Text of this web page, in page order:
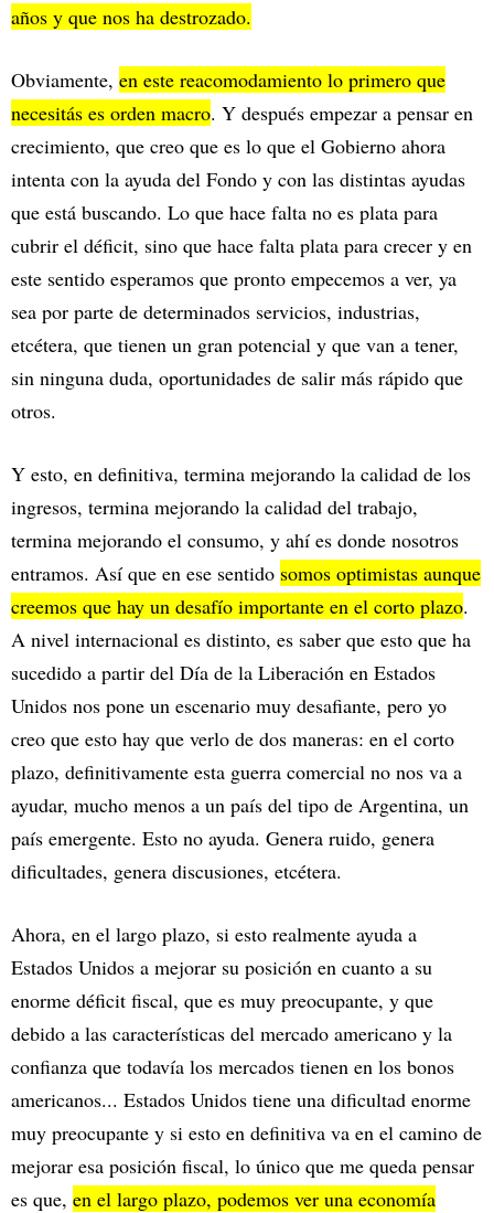
años y que nos ha destrozado.
Obviamente, en este reacomodamiento lo primero que
necesitás es orden macro. Y después empezar a pensar en
crecimiento, que creo que es lo que el Gobierno ahora
intenta con la ayuda del Fondo y con las distintas ayudas
que está buscando. Lo que hace falta no es plata para
cubrir el déficit, sino que hace falta plata para crecer y en
este sentido esperamos que pronto empecemos a ver, ya
sea por parte de determinados servicios, industrias,
etcétera, que tienen un gran potencial y que van a tener,
sin ninguna duda, oportunidades de salir más rápido que
otros.
Y esto, en definitiva, termina mejorando la calidad de los
ingresos, termina mejorando la calidad del trabajo,
termina mejorando el consumo, y ahí es donde nosotros
entramos. Así que en ese sentido somos optimistas aunque
creemos que hay un desafío importante en el corto plazo.
A nivel internacional es distinto, es saber que esto que ha
sucedido a partir del Día de la Liberación en Estados
Unidos nos pone un escenario muy desafiante, pero yo
creo que esto hay que verlo de dos maneras: en el corto
plazo, definitivamente esta guerra comercial no nos va a
ayudar, mucho menos a un país del tipo de Argentina, un
país emergente. Esto no ayuda. Genera ruido, genera
dificultades, genera discusiones, etcétera.
Ahora, en el largo plazo, si esto realmente ayuda a
Estados Unidos a mejorar su posición en cuanto a su
enorme déficit fiscal, que es muy preocupante, y que
debido a las características del mercado americano y la
confianza que todavía los mercados tienen en los bonos
americanos... Estados Unidos tiene una dificultad enorme
muy preocupante y si esto en definitiva va en el camino de
mejorar esa posición fiscal, lo único que me queda pensar
es que, en el largo plazo, podemos ver una economía